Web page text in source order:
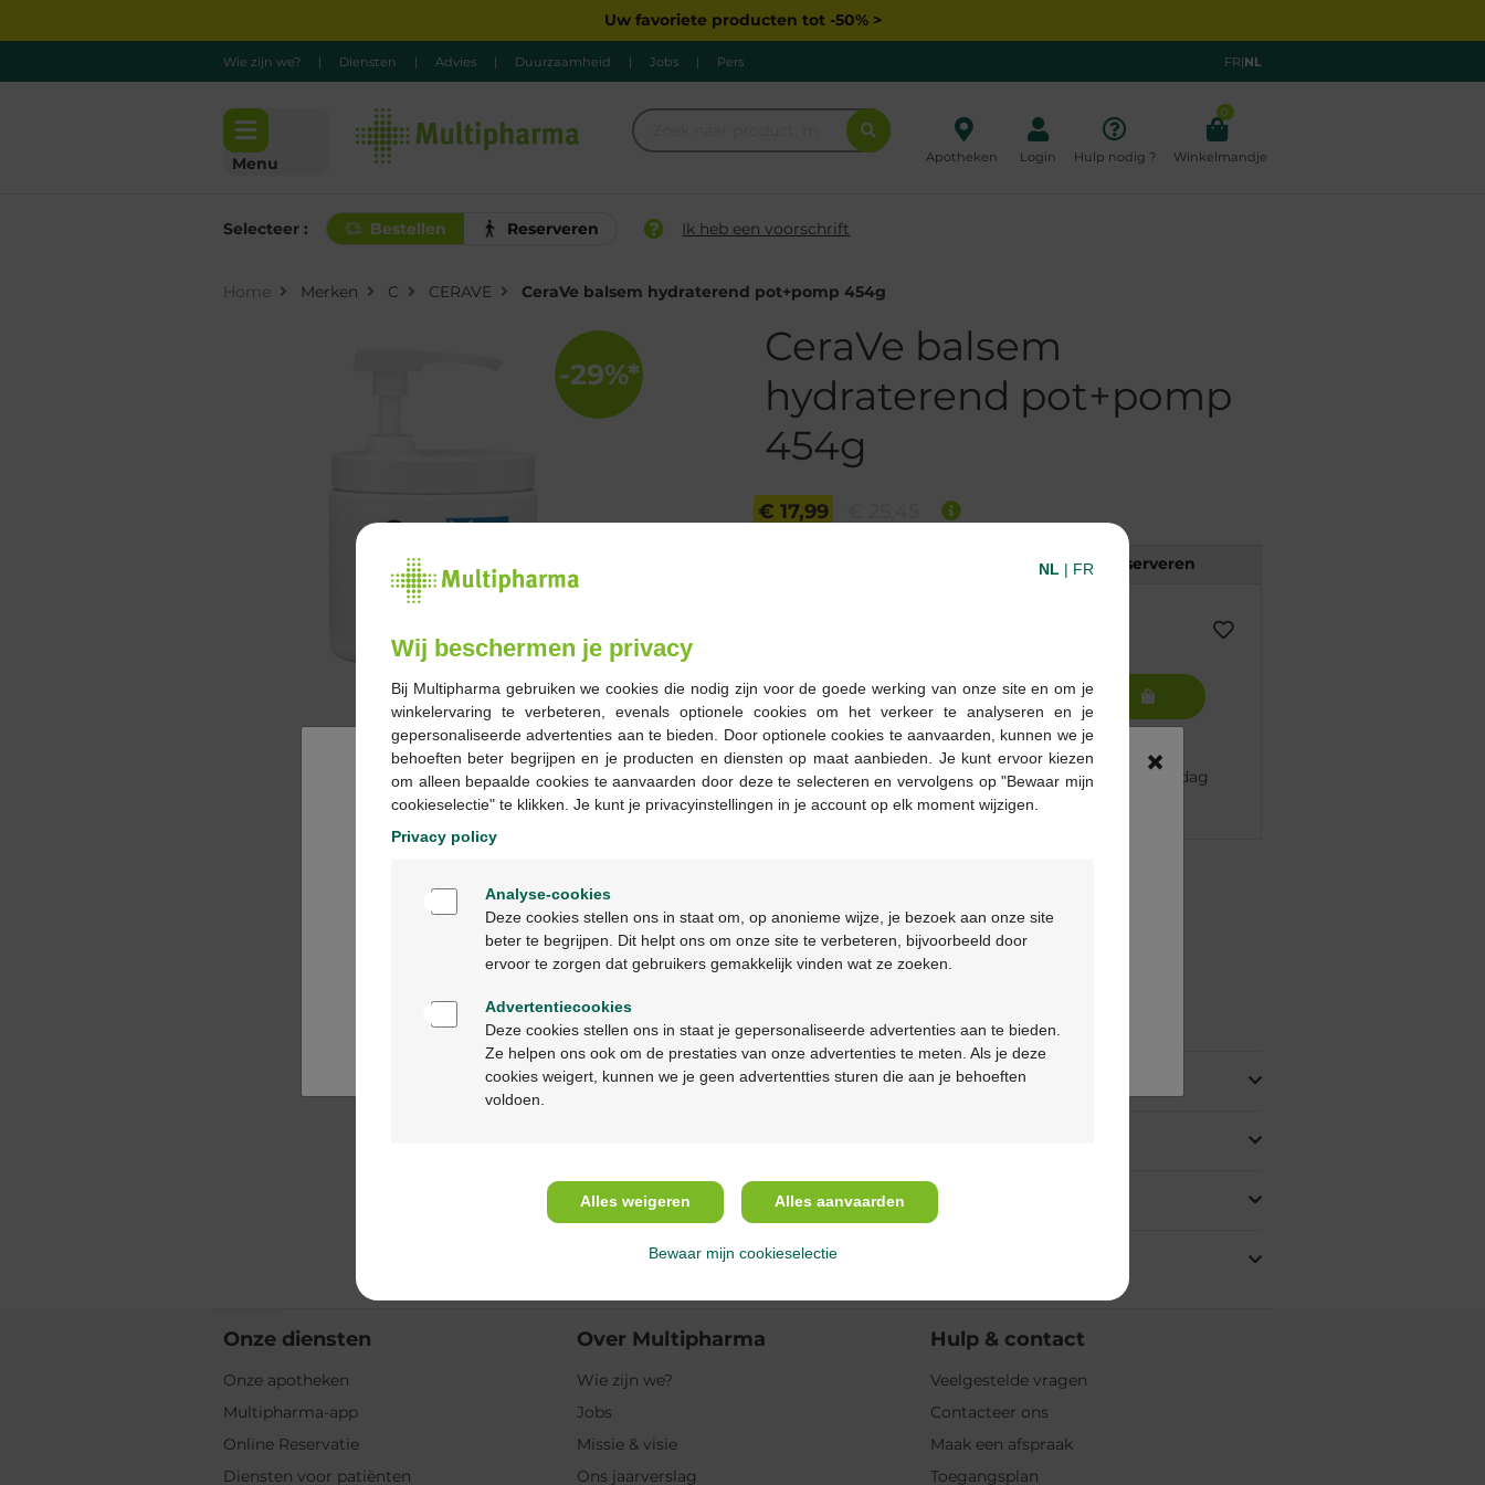
Uw favoriete producten tot -50% >
Wie zijn we? | Diensten | Advies | Duurzaamheid | Jobs | Pers FR|NL
Menu Apotheken Login Hulp nodig ?
0
Winkelmandje
Selecteer : Bestellen Reserveren Ik heb een voorschrift
Home Merken C CERAVE CeraVe balsem hydraterend pot+pomp 454g
-29%*
CeraVe balsem
hydraterend pot+pomp
454g
€ 17,99
Reserveren
- + In winkelmandje
Max. aantal = 12
Op werkdagen vóór 12u besteld, volgende werkdag
geleverd
Veiligbetalen
Klantendienstvia chat ofcontactformulier
Productbeschrijving
Beschrijving
Gebruik
Ingrediënten
Onze diensten
Onze apotheken
Multipharma-app
Online Reservatie
Diensten voor patiënten
Over Multipharma
Wie zijn we?
Jobs
Missie & visie
Ons jaarverslag
Hulp & contact
Veelgestelde vragen
Contacteer ons
Maak een afspraak
Toegangsplan
×
Ga verder in het nederlands
NL | FR
Wij beschermen je privacy
Bij Multipharma gebruiken we cookies die nodig zijn voor de goede werking van onze site en om je
winkelervaring te verbeteren, evenals optionele cookies om het verkeer te analyseren en je
gepersonaliseerde advertenties aan te bieden. Door optionele cookies te aanvaarden, kunnen we je
behoeften beter begrijpen en je producten en diensten op maat aanbieden. Je kunt ervoor kiezen
om alleen bepaalde cookies te aanvaarden door deze te selecteren en vervolgens op "Bewaar mijn
cookieselectie" te klikken. Je kunt je privacyinstellingen in je account op elk moment wijzigen.
Privacy policy
Analyse-cookies
Deze cookies stellen ons in staat om, op anonieme wijze, je bezoek aan onze site
beter te begrijpen. Dit helpt ons om onze site te verbeteren, bijvoorbeeld door
ervoor te zorgen dat gebruikers gemakkelijk vinden wat ze zoeken.
Advertentiecookies
Deze cookies stellen ons in staat je gepersonaliseerde advertenties aan te bieden.
Ze helpen ons ook om de prestaties van onze advertenties te meten. Als je deze
cookies weigert, kunnen we je geen advertentties sturen die aan je behoeften
voldoen.
Alles weigeren Alles aanvaarden
Bewaar mijn cookieselectie